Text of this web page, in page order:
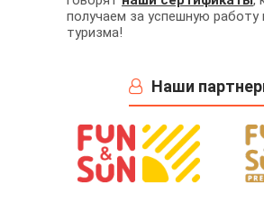
получаем за успешную работу
туризма!
Наши